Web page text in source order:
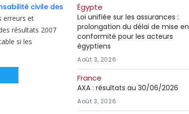
civile des
erreurs et
résultats 2007
si les
Égypte
Loi unifiée sur les assurances :
prolongation du délai de mise en
conformité pour les acteurs
égyptiens
Août 3, 2026
France
AXA : résultats au 30/06/2026
Août 3, 2026